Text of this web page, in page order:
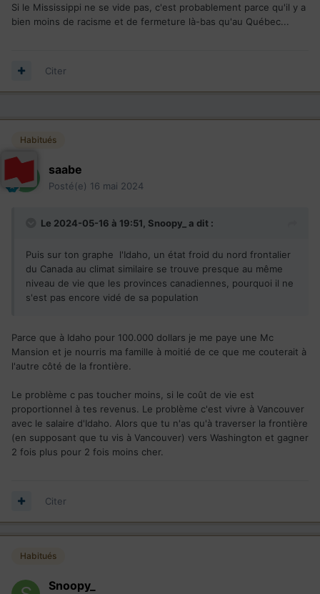
Si le Mississippi ne se vide pas, c'est probablement parce qu'il y a
bien moins de racisme et de fermeture là-bas qu'au Québec...
Citer
Habitués
saabe
Posté(e) 16 mai 2024
Le 2024-05-16 à 19:51, Snoopy_ a dit :
Puis sur ton graphe l'Idaho, un état froid du nord frontalier
du Canada au climat similaire se trouve presque au même
niveau de vie que les provinces canadiennes, pourquoi il ne
s'est pas encore vidé de sa population
Parce que à Idaho pour 100.000 dollars je me paye une Mc
Mansion et je nourris ma famille à moitié de ce que me couterait à
l'autre côté de la frontière.
Le problème c pas toucher moins, si le coût de vie est
proportionnel à tes revenus. Le problème c'est vivre à Vancouver
avec le salaire d'Idaho. Alors que tu n'as qu'à traverser la frontière
(en supposant que tu vis à Vancouver) vers Washington et gagner
2 fois plus pour 2 fois moins cher.
Citer
Habitués
Snoopy_